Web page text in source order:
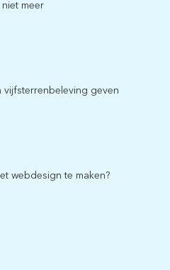
niet meer
geven
webdesign te maken?